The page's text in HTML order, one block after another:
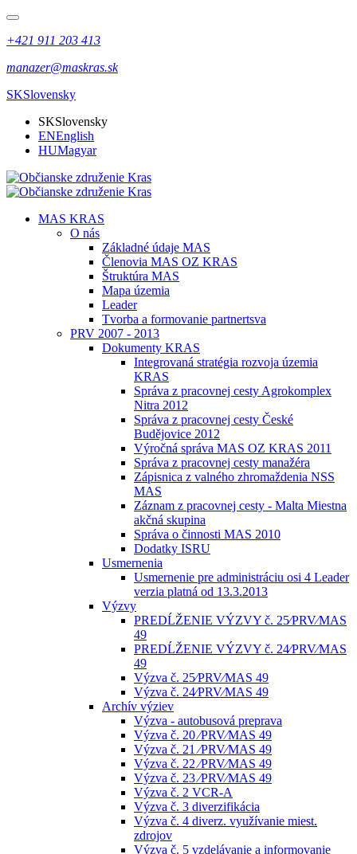
+421 911 203 413
manazer@maskras.sk
SKSlovensky
SKSlovensky
ENEnglish
HUMagyar
MAS KRAS
O nás
Základné údaje MAS
Členovia MAS OZ KRAS
Štruktúra MAS
Mapa územia
Leader
Tvorba a formovanie partnertsva
PRV 2007 - 2013
Dokumenty KRAS
Integrovaná stratégia rozvoja územia
KRAS
Správa z pracovnej cesty Agrokomplex
Nitra 2012
Správa z pracovnej cesty České
Budějovice 2012
Výročná správa MAS OZ KRAS 2011
Správa z pracovnej cesty manažéra
Zápisnica z valného zhromaždenia NSS
MAS
Záznam z pracovnej cesty - Malta Miestna
akčná skupina
Správa o činnosti MAS 2010
Dodatky ISRU
Usmernenia
Usmernenie pre administráciu osi 4 Leader
verzia platná od 13.3.2013
Výzvy
PREDĹŽENIE VÝZVY č. 25⁄PRV⁄MAS
49
PREDĹŽENIE VÝZVY č. 24⁄PRV⁄MAS
49
Výzva č. 25⁄PRV⁄MAS 49
Výzva č. 24⁄PRV⁄MAS 49
Archív výziev
Výzva - autobusová preprava
Výzva č. 20 ⁄PRV⁄MAS 49
Výzva č. 21 ⁄PRV⁄MAS 49
Výzva č. 22 ⁄PRV⁄MAS 49
Výzva č. 23 ⁄PRV⁄MAS 49
Výzva č. 2 VCR-A
Výzva č. 3 diverzifikácia
Výzva č. 4 diverz. využívanie miest.
zdrojov
Výzva č. 5 vzdelávanie a informovanie